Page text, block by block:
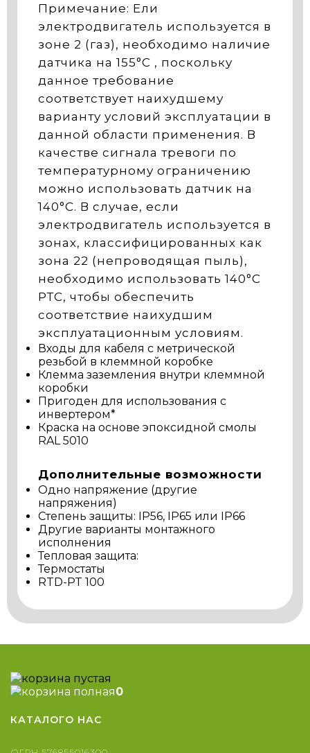
Примечание: Ели
электродвигатель используется в
зоне 2 (газ), необходимо наличие
датчика на 155°C , поскольку
данное требование
соответствует наихудшему
варианту условий эксплуатации в
данной области применения. В
качестве сигнала тревоги по
температурному ограничению
можно использовать датчик на
140°C. В случае, если
электродвигатель используется в
зонах, классифицированных как
зона 22 (непроводящая пыль),
необходимо использовать 140°C
РТС, чтобы обеспечить
соответствие наихудшим
эксплуатационным условиям.
Входы для кабеля с метрической
резьбой в клеммной коробке
Клемма заземления внутри клеммной
коробки
Пригоден для использования с
инвертером*
Краска на основе эпоксидной смолы
RAL 5010
Дополнительные возможности
Одно напряжение (другие
напряжения)
Степень защиты: IP56, IP65 или IP66
Другие варианты монтажного
исполнения
Тепловая защита:
Термостаты
RTD-PT 100
0
КАТАЛОГО НАС